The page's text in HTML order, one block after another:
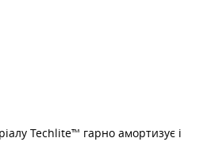
Techlite™ гарно амортизує і